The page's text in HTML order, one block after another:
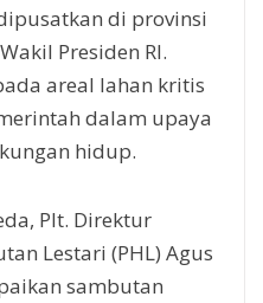
di provinsi
Presiden RI.
areal lahan kritis
dalam upaya
hidup.
Plt. Direktur
Lestari (PHL) Agus
sambutan